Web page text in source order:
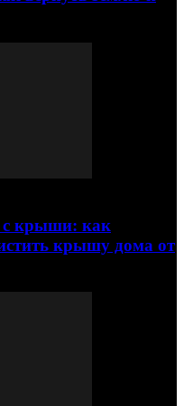
с крыши: как
крышу дома от